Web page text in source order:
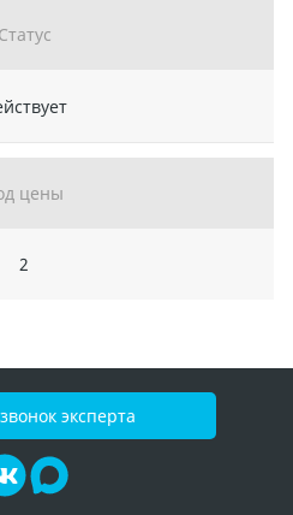
Статус
цены
2
эксперта